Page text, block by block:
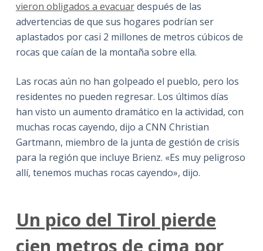
vieron obligados a evacuardespués de las
advertencias de que sus hogares podrían ser
aplastados por casi 2 millones de metros cúbicos de
rocas que caían de la montaña sobre ella.
Las rocas aún no han golpeado el pueblo, pero los
residentes no pueden regresar. Los últimos días
han visto un aumento dramático en la actividad, con
muchas rocas cayendo, dijo a CNN Christian
Gartmann, miembro de la junta de gestión de crisis
para la región que incluye Brienz. «Es muy peligroso
allí, tenemos muchas rocas cayendo», dijo.
Un pico del Tirol pierde
cien metros de cima por